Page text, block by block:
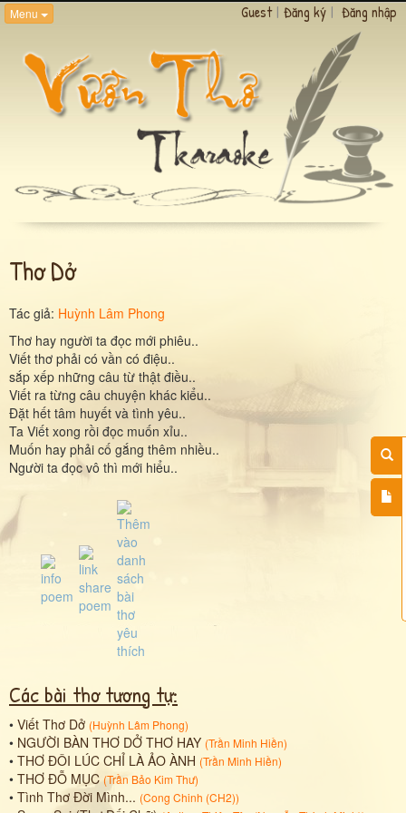
Menu Guest | Đăng ký | Đăng nhập
Thơ Dở
Tác giả: Huỳnh Lâm Phong
Thơ hay người ta đọc mới phiêu..
Viết thơ phải có vần có điệu..
sắp xếp những câu từ thật điều..
Viết ra từng câu chuyện khác kiểu..
Đặt hết tâm huyết và tình yêu..
Ta Viết xong rồi đọc muốn xỉu..
Muốn hay phải cố gắng thêm nhiều..
Người ta đọc vô thì mới hiểu..
Các bài thơ tương tự:
• Viết Thơ Dở (Huỳnh Lâm Phong)
• NGƯỜI BÀN THƠ DỞ THƠ HAY (Trần Minh Hiền)
• THƠ ĐÔI LÚC CHỈ LÀ ẢO ÀNH (Trần Minh Hiền)
• THƠ ĐỖ MỤC (Trần Bảo Kim Thư)
• Tình Thơ Đời Mình... (Cong Chinh (CH2))